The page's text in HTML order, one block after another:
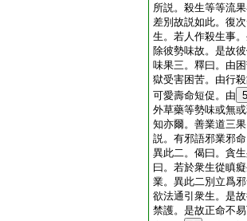
所説。殺生等等流
差別故説如此。復
生。若人作殺生事
除彼勢味故。是故
味果三。釋曰。由
獄受害困苦。由行
可愛壽命短促。由 5
外草藥等勢味或無
知亦爾。善業道三
説。有邪語邪業邪
異此二。偈曰。貪
曰。若於衆生從瞋
業。異此二別立爲
欲法通引衆生。是
禁護。是故正命不